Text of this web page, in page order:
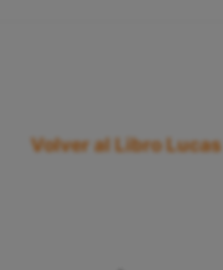
Volver al Libro Lucas